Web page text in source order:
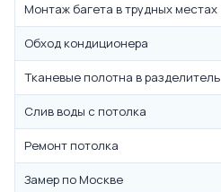
Монтаж багета в трудных местах
Обход кондиционера
Тканевые полотна в разделитель
Слив воды с потолка
Ремонт потолка
Замер по Москве